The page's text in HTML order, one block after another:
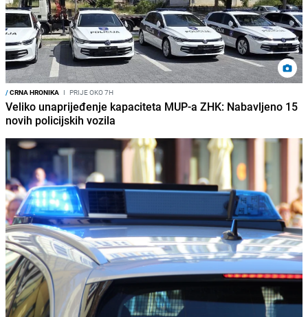
/CRNA HRONIKA I PRIJE OKO 7H
Veliko unaprijeđenje kapaciteta MUP-a ZHK: Nabavljeno 15
novih policijskih vozila